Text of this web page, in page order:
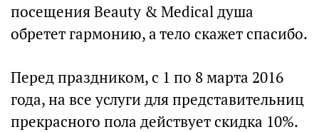
посещения Beauty & Medical душа
обретет гармонию, а тело скажет спасибо.
Перед праздником, с 1 по 8 марта 2016
года, на все услуги для представительниц
прекрасного пола действует скидка 10%.